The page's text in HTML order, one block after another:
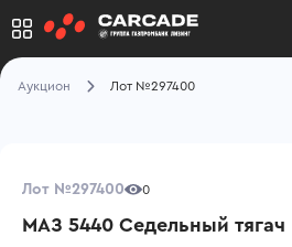
Аукцион Лот №297400
Лот №297400 0
МАЗ 5440 Седельный тягач